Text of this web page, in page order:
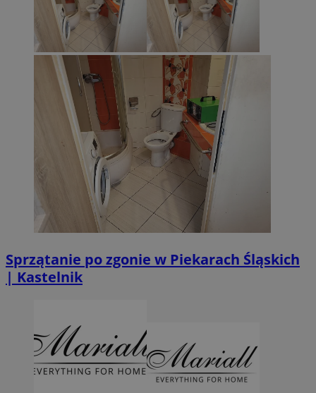
Sprzątanie po zgonie w Piekarach Śląskich
| Kastelnik